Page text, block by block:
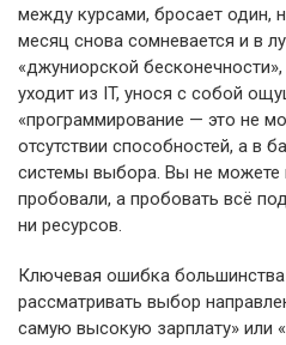
между курсами, бросает один,
месяц снова сомневается и в
«джуниорской
уходит из IT, унося с собой
«программирование — это не
отсутствии способностей, а в
системы выбора. Вы не можете
пробовали, а пробовать всё
ни ресурсов.
Ключевая ошибка
рассматривать выбор
самую высокую зарплату» или